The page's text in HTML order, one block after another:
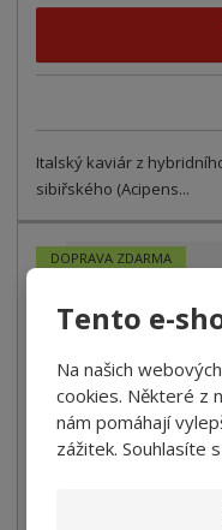
Tento e-
Na našich
cookies. Některé z
nám pomáhají
zážitek. Souhlasíte
Italský kaviár z
sibiřského (Acipens...
DOPRAVA ZDARMA